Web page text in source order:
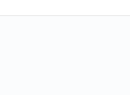
Pt Squadra